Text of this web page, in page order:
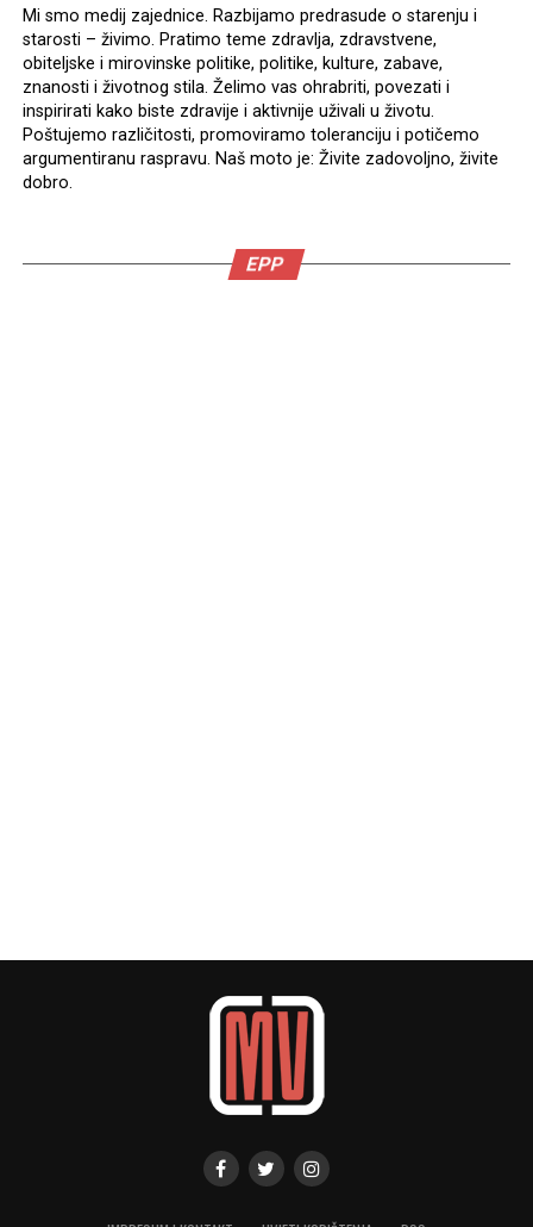
Mi smo medij zajednice. Razbijamo predrasude o starenju i
starosti – živimo. Pratimo teme zdravlja, zdravstvene,
obiteljske i mirovinske politike, politike, kulture, zabave,
znanosti i životnog stila. Želimo vas ohrabriti, povezati i
inspirirati kako biste zdravije i aktivnije uživali u životu.
Poštujemo različitosti, promoviramo toleranciju i potičemo
argumentiranu raspravu. Naš moto je: Živite zadovoljno, živite
dobro.
EPP